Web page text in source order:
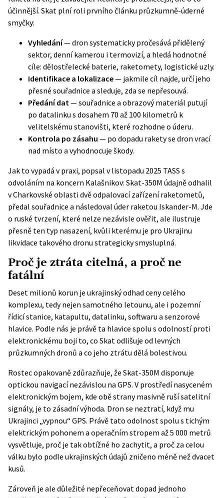
účinnější. Skat plní roli prvního článku průzkumně-úderné
smyčky:
Vyhledání— dron systematicky pročesává přidělený
sektor, denní kamerou i termovizí, a hledá hodnotné
cíle: dělostřelecké baterie, raketomety, logistické uzly.
Identifikace a lokalizace— jakmile cíl najde, určí jeho
přesné souřadnice a sleduje, zda se nepřesouvá.
Předání dat— souřadnice a obrazový materiál putují
po datalinku s dosahem 70 až 100 kilometrů k
velitelskému stanovišti, které rozhodne o úderu.
Kontrola po zásahu — po dopadu rakety se dron vrací
nad místo a vyhodnocuje škody.
Jak to vypadá v praxi, popsal v listopadu 2025 TASS s
odvoláním na koncern Kalašnikov: Skat-350M údajně odhalil
v Charkovské oblasti dvě odpalovací zařízení raketometů,
předal souřadnice a následoval úder raketou Iskander-M. Jde
o ruské tvrzení, které nelze nezávisle ověřit, ale ilustruje
přesně ten typ nasazení, kvůli kterému je pro Ukrajinu
likvidace takového dronu strategicky smysluplná.
Proč je ztráta citelná, a proč ne
fatální
Deset milionů korun je ukrajinský odhad ceny celého
komplexu, tedy nejen samotného letounu, ale i pozemní
řídicí stanice, katapultu, datalinku, softwaru a senzorové
hlavice. Podle nás je právě ta hlavice spolu s odolností proti
elektronickému boji to, co Skat odlišuje od levných
průzkumných dronů a co jeho ztrátu dělá bolestivou.
Rostec opakovaně zdůrazňuje, že Skat-350M disponuje
optickou navigací nezávislou na GPS. V prostředí nasyceném
elektronickým bojem, kde obě strany masivně ruší satelitní
signály, je to zásadní výhoda. Dron se neztratí, když mu
Ukrajinci „vypnou“ GPS. Právě tato odolnost spolu s tichým
elektrickým pohonem a operačním stropem až 5 000 metrů
vysvětluje, proč je tak obtížné ho zachytit, a proč za celou
válku bylo podle ukrajinských údajů zničeno méně než dvacet
kusů.
Zároveň je ale důležité nepřeceňovat dopad jednoho